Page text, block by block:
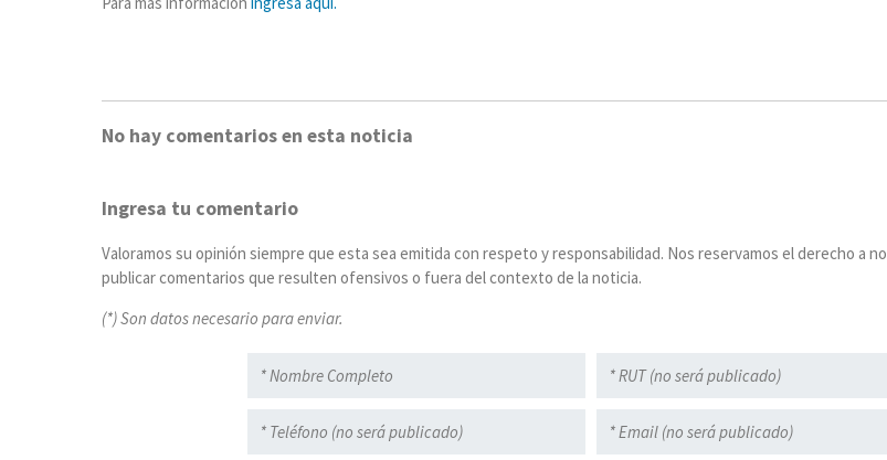
No hay comentarios en esta noticia
Ingresa tu comentario
Valoramos su opinión siempre que esta sea emitida con respeto y responsabilidad. Nos reservamos el derecho a no
publicar comentarios que resulten ofensivos o fuera del contexto de la noticia.
(*) Son datos necesario para enviar.